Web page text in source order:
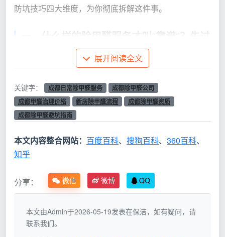
防坑技巧四大维度，为你彻底拆解这件事。
判断一家“成都日常除甲醛服务”是否正规，不能只
看广告语，而要看它是否踩住了以下三道硬门槛。
1.1 资质关：有没有“持证上岗”？
速。上海市室内环境净化行业协会已发布T/SIEPA 023-
2025《室内环境治理服务规范》团体标准，对治理服务
出了系统规定。同时，T/SEA 001-2024标准也明确了
净化治理服务中的人员、设备、施工和验收要求。
在实务操作中，靠谱的除甲醛服务商通常需要具备
展开阅读全文
关键字： 成都日常除甲醛服务
成都除甲醛公司
成都甲醛治理价格
新房除甲醛流程
成都除甲醛资质
成都除甲醛避坑指南
本文内容整合网站： 百度百科、 搜狗百科、 360百科、
知乎
分享： 微信 微博 QQ
本文由Admin于2026-05-19发表在保洁，如有疑问，请
联系我们。